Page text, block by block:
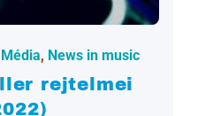
Média, News in music
rejtelmei